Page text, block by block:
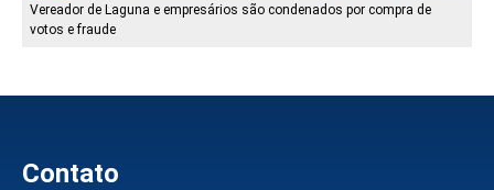
Vereador de Laguna e empresários são condenados por compra de
votos e fraude
Contato